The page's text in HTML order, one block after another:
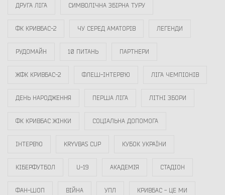
ДРУГА ЛІГА СИМВОЛІЧНА ЗБІРНА ТУРУ
ФК КРИВБАС-2 ЧУ СЕРЕД АМАТОРІВ ЛЕГЕНДИ
РУДОМАЙН 10 ПИТАНЬ ПАРТНЕРИ
ЖФК КРИВБАС-2 ФЛЕШ-ІНТЕРВ`Ю ЛІГА ЧЕМПІОНІВ
ДЕНЬ НАРОДЖЕННЯ ПЕРША ЛІГА ЛІТНІ ЗБОРИ
ФК КРИВБАС ЖІНКИ СОЦІАЛЬНА ДОПОМОГА
ІНТЕРВ`Ю KRYVBAS CUP КУБОК УКРАЇНИ
КІБЕРФУТБОЛ U-19 АКАДЕМІЯ СТАДІОН
ФАН-ШОП ВІЙНА УПЛ КРИВБАС - ЦЕ МИ